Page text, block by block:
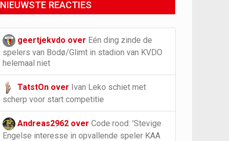
NIEUWSTE REACTIES
geertjekvdo over Eén ding zinde de
spelers van Bodø/Glimt in stadion van KVDO
helemaal niet
TatstOn over Ivan Leko schiet met
scherp voor start competitie
Andreas2962 over Code rood: 'Stevige
Engelse interesse in opvallende speler KAA